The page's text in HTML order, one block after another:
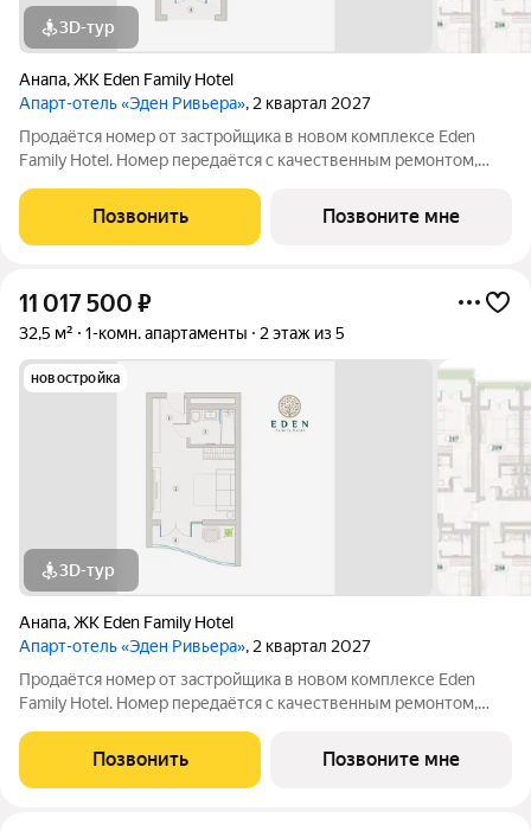
3D-тур
Анапа,ЖК Eden Family Hotel
Апарт-отель «Эден Ривьера», 2 квартал 2027
Продаётся номер от застройщика в новом комплексе Eden
Family Hotel. Номер передаётся с качественным ремонтом,
заселению или сдаче в аренду. Прямая продажа от
застройщика, прозрачные условия,
Позвонить Позвоните мне
11 017 500 ₽
32,5 м² 1-комн. апартаменты 2 этаж из 5
новостройка
3D-тур
Анапа,ЖК Eden Family Hotel
Апарт-отель «Эден Ривьера», 2 квартал 2027
Продаётся номер от застройщика в новом комплексе Eden
Family Hotel. Номер передаётся с качественным ремонтом,
заселению или сдаче в аренду. Прямая продажа от
застройщика, прозрачные условия,
Позвонить Позвоните мне